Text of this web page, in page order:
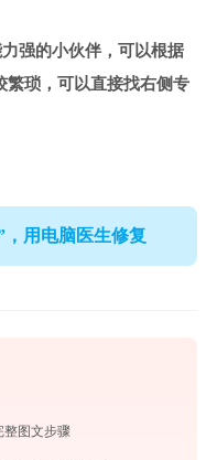
强的小伙伴，可以根据
繁琐，可以直接找右侧专
用电脑医生修复
整图文步骤